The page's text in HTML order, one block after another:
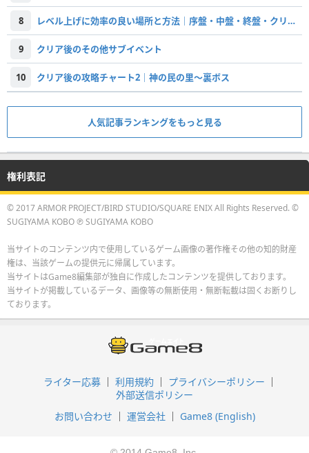
8 レベル上げに効率の良い場所と方法｜序盤・中盤・終盤・クリア後対応
9 クリア後のその他サブイベント
10 クリア後の攻略チャート2｜神の民の里〜裏ボス
人気記事ランキングをもっと見る
権利表記
© 2017 ARMOR PROJECT/BIRD STUDIO/SQUARE ENIX All Rights Reserved. ©
SUGIYAMA KOBO ℗ SUGIYAMA KOBO
当サイトのコンテンツ内で使用しているゲーム画像の著作権その他の知的財産
権は、当該ゲームの提供元に帰属しています。
当サイトはGame8編集部が独自に作成したコンテンツを提供しております。
当サイトが掲載しているデータ、画像等の無断使用・無断転載は固くお断りし
ております。
ライター応募 利用規約
プライバシーポリシー
外部送信ポリシー
お問い合わせ
運営会社 Game8 (English)